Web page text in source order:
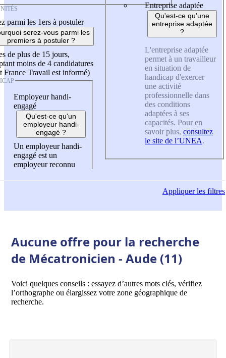
parmi les 1ers à postuler
serez-vous parmi les
premiers à postuler ?
de plus de 15 jours,
moins de 4 candidatures
France Travail est informé)
Employeur handi-
engagé
Qu'est-ce qu'un
employeur handi-
engagé ?
Un employeur handi-
engagé est un
employeur reconnu
Entreprise adaptée
Qu'est-ce qu'une
entreprise adaptée
?
L'entreprise adaptée
permet à un travailleur
en situation de
handicap d'exercer
une activité
professionnelle dans
des conditions
adaptées à ses
capacités. Pour en
savoir plus, consultez
le site de l’UNEA.
Appliquerles filtres
Aucune offre pour la recherche
de Mécatronicien - Aude (11)
Voici quelques conseils : essayez d’autres mots clés, vérifiez
l’orthographe ou élargissez votre zone géographique de
recherche.